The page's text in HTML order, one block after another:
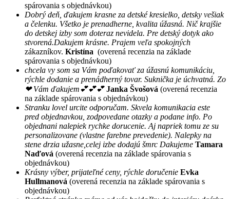
spárovania s objednávkou)
Dobrý deň, ďakujem krasne za detské kresielko, detsky vešiak
a čelenku. Všetko je prenadherne, kvalita úžasná. Nič krajšie
do detskej izby som doteraz nevidela. Pre detský dotyk ako
stvorená.Dakujem krásne. Prajem veľa spokojných
zákazníkov. Kristína (overená recenzia na základe
spárovania s objednávkou)
chcela vy som sa Vám poďakovať za úžasnú komunikáciu,
rýchle dodanie a prenádherný tovar. Suknička je úchvatná. Zo
❤ Vám ďakujem💕💕💕 Janka Švošová (overená recenzia
na základe spárovania s objednávkou)
Stranku lovel urcite odporučam. Skvela komunikacia este
pred objednavkou, zodpovedane otazky a podane info. Po
objednani nalepiek rychke dorucenie. Aj napriek tomu ze su
personalizovane (vlastne farebne prevedenie). Nalepky na
stene drzia užasne,celej izbe dodajú šmrc Dakujeme Tamara
Naďová (overená recenzia na základe spárovania s
objednávkou)
Krásny výber, prijateľné ceny, rýchle doručenie Evka
Hullmanová (overená recenzia na základe spárovania s
objednávkou)